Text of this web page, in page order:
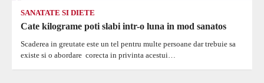
SANATATE SI DIETE
Cate kilograme poti slabi intr-o luna in mod sanatos
Scaderea in greutate este un tel pentru multe persoane dar trebuie sa
existe si o abordare corecta in privinta acestui…